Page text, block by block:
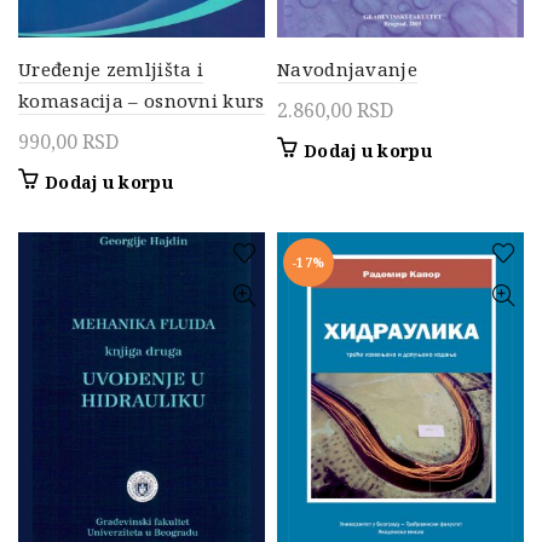
Uređenje zemljišta i
komasacija – osnovni kurs
990,00RSD
Dodaj u korpu
Navodnjavanje
2.860,00RSD
Dodaj u korpu
-17%